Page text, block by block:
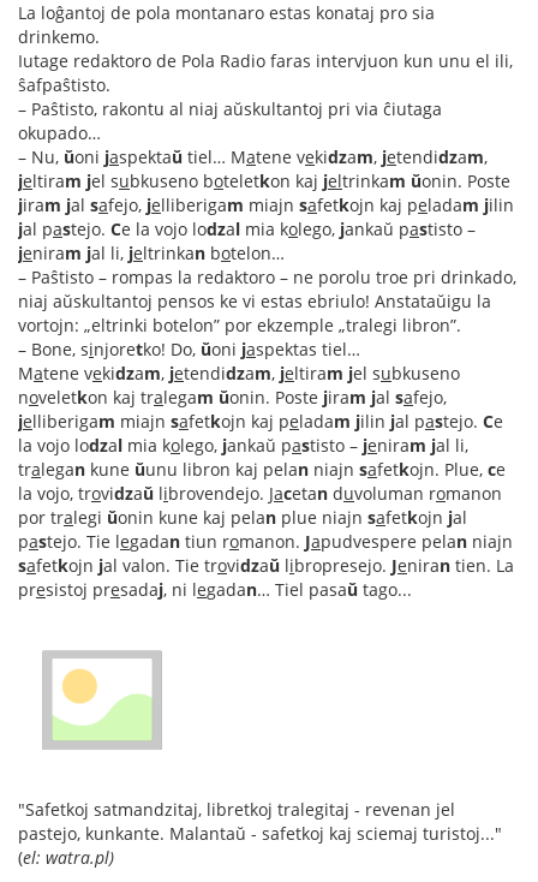
La loĝantoj de pola montanaro estas konataj pro sia
drinkemo.
Iutage redaktoro de Pola Radio faras intervjuon kun unu el ili,
ŝafpaŝtisto.
– Paŝtisto, rakontu al niaj aŭskultantoj pri via ĉiutaga
okupado…
– Nu, ŭoni jaspektaŭ tiel… Matene vekidzam, jetendidzam,
jeltiram jel subkuseno boteletkon kaj jeltrinkam ŭonin. Poste
jiram jal safejo, jelliberigam miajn safetkojn kaj peladam jilin
jal pastejo. Ce la vojo lodzal mia kolego, jankaŭ pastisto –
jeniram jal li, jeltrinkan botelon…
– Paŝtisto – rompas la redaktoro – ne porolu troe pri drinkado,
niaj aŭskultantoj pensos ke vi estas ebriulo! Anstataŭigu la
vortojn: „eltrinki botelon” por ekzemple „tralegi libron”.
– Bone, sinjoretko! Do, ŭoni jaspektas tiel…
Matene vekidzam, jetendidzam, jeltiram jel subkuseno
noveletkon kaj tralegam ŭonin. Poste jiram jal safejo,
jelliberigam miajn safetkojn kaj peladam jilin jal pastejo. Ce
la vojo lodzal mia kolego, jankaŭ pastisto – jeniram jal li,
tralegan kune ŭunu libron kaj pelan niajn safetkojn. Plue, ce
la vojo, trovidzaŭ librovendejo. Jacetan duvoluman romanon
por tralegi ŭonin kune kaj pelan plue niajn safetkojn jal
pastejo. Tie legadan tiun romanon. Japudvespere pelan niajn
safetkojn jal valon. Tie trovidzaŭ libropresejo. Jeniran tien. La
presistoj presadaj, ni legadan… Tiel pasaŭ tago...
"Safetkoj satmandzitaj, libretkoj tralegitaj - revenan jel
pastejo, kunkante. Malantaŭ - safetkoj kaj sciemaj turistoj..."
(el: watra.pl)